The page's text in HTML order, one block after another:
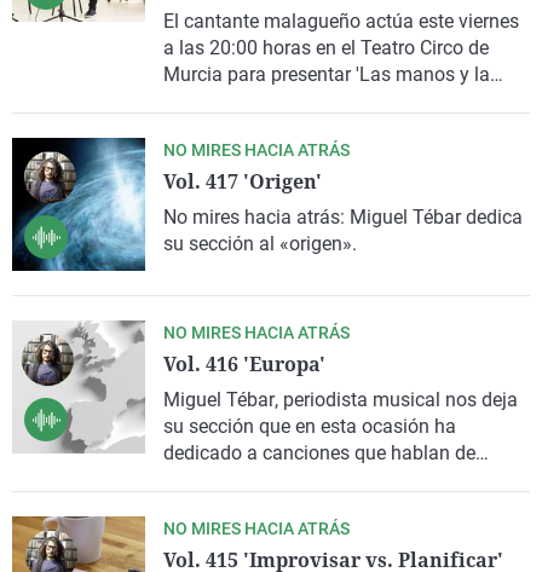
El cantante malagueño actúa este viernes
a las 20:00 horas en el Teatro Circo de
Murcia para presentar 'Las manos y la
periodista musicalMiguel Tébar
NO MIRES HACIA ATRÁS
Vol. 417 'Origen'
No mires hacia atrás: Miguel Tébar dedica
su sección al «origen».
NO MIRES HACIA ATRÁS
Vol. 416 'Europa'
Miguel Tébar, periodista musical nos deja
su sección que en esta ocasión ha
dedicado a canciones que hablan de
NO MIRES HACIA ATRÁS
Vol. 415 'Improvisar vs. Planificar'